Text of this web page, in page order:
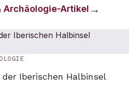
Archäologie-Artikel
Iberischen Halbinsel